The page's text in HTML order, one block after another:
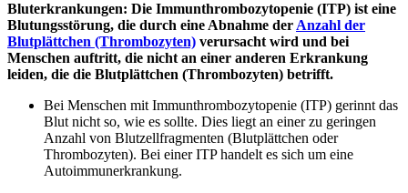
Bluterkrankungen: Die Immunthrombozytopenie (ITP) ist eine
Blutungsstörung, die durch eine Abnahme der Anzahl der
Blutplättchen (Thrombozyten) verursacht wird und bei
Menschen auftritt, die nicht an einer anderen Erkrankung
leiden, die die Blutplättchen (Thrombozyten) betrifft.
Bei Menschen mit Immunthrombozytopenie (ITP) gerinnt das
Blut nicht so, wie es sollte. Dies liegt an einer zu geringen
Anzahl von Blutzellfragmenten (Blutplättchen oder
Thrombozyten). Bei einer ITP handelt es sich um eine
Autoimmunerkrankung.